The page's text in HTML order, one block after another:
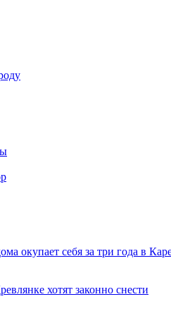
окупает себя за три года в
хотят законно снести